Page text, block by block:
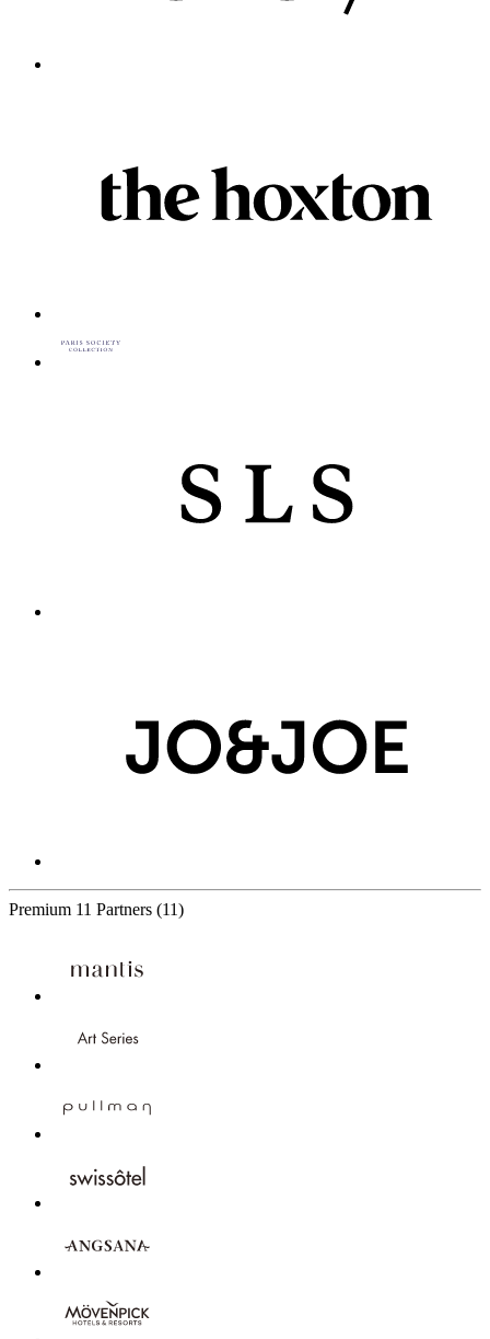
Premium 11 Partners (11)